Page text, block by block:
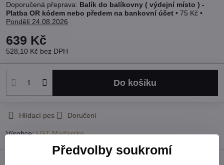
Balík do balíkovny ( výdejní místo ) -
Platba OR kódem nebo předem na bankovní účet • 75 Kč •
Pondělí 24.08.2026
639 Kč
528,10 Kč bez DPH
Do košíku
Hlídací pes Doručení
Výrobce:LGT-Maďarsko
Předvolby soukromí